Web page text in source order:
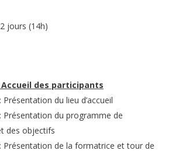
jours (14h)
Accueil des participants
Présentation du lieu d’accueil
Présentation du programme de
des objectifs
Présentation de la formatrice et tour de